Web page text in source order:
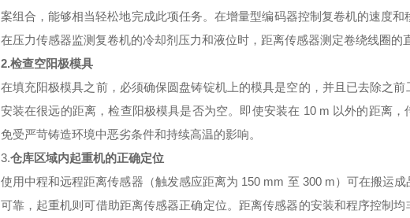
案组合，能够相当轻松地完成此项任务。在增量型编码器控制复卷机的速度和
在压力传感器监测复卷机的冷却剂压力和液位时，距离传感器测定卷绕线圈的
2.检查空阳极模具
在填充阳极模具之前，必须确保圆盘铸锭机上的模具是空的，并且已去除之
安装在很远的距离，检查阳极模具是否为空。即使安装在 10 m 以外的距离，
免受严苛铸造环境中恶劣条件和持续高温的影响。
3.仓库区域内起重机的正确定位
使用中程和远程距离传感器（触发感应距离为 150 mm 至 300 m）可在搬运
可靠，起重机则可借助距离传感器正确定位。距离传感器的安装和程序控制